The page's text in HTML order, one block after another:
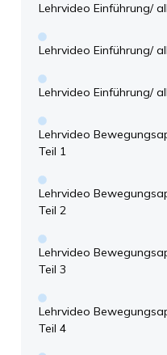
Lehrvideo Einführung/
Lehrvideo Einführung/
Lehrvideo Einführung/
Lehrvideo
Teil 1
Lehrvideo
Teil 2
Lehrvideo
Teil 3
Lehrvideo
Teil 4